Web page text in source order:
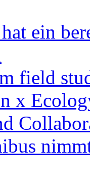
ein
field
x